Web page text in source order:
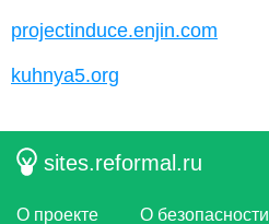
projectinduce.enjin.com
kuhnya5.org
sites.reformal.ru
О проекте О безопасности